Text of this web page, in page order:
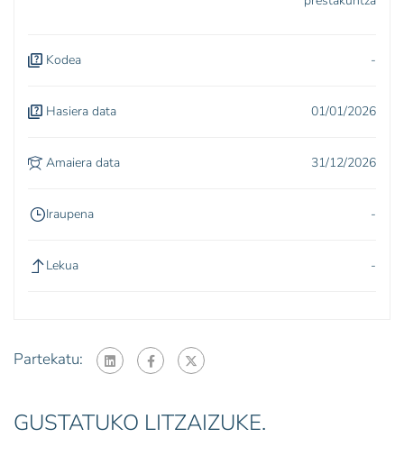
Kodea -
Hasiera data 01/01/2026
Amaiera data 31/12/2026
Iraupena -
Lekua -
Partekatu:
GUSTATUKO LITZAIZUKE.